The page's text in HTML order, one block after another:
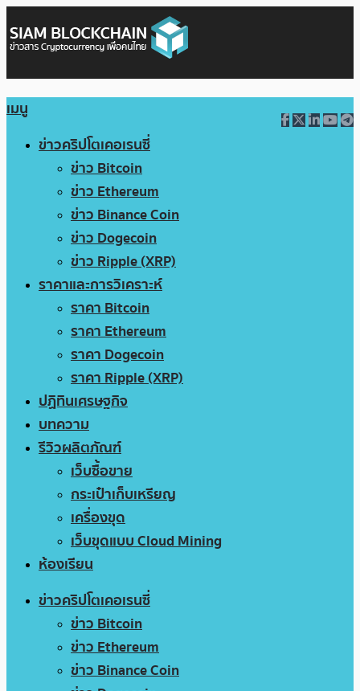
เมนู
ข่าวคริปโตเคอเรนซี่
ข่าว Bitcoin
ข่าว Ethereum
ข่าว Binance Coin
ข่าว Dogecoin
ข่าว Ripple (XRP)
ราคาและการวิเคราะห์
ราคา Bitcoin
ราคา Ethereum
ราคา Dogecoin
ราคา Ripple (XRP)
ปฏิทินเศรษฐกิจ
บทความ
รีวิวผลิตภัณฑ์
เว็บซื้อขาย
กระเป๋าเก็บเหรียญ
เครื่องขุด
เว็บขุดแบบ Cloud Mining
ห้องเรียน
ข่าวคริปโตเคอเรนซี่
ข่าว Bitcoin
ข่าว Ethereum
ข่าว Binance Coin